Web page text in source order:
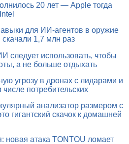
20 лет — Apple тогда
для ИИ-агентов в оружие
1,7 млн раз
следует использовать, чтобы
а не больше отдыхать
угрозу в дронах с лидарами и
потребительских
анализатор размером с
гигантский скачок к домашней
новая атака TONTOU ломает